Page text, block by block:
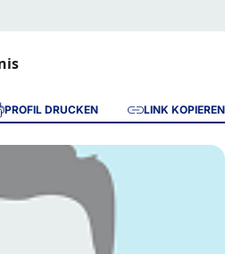
PROFIL DRUCKEN LINK KOPIEREN